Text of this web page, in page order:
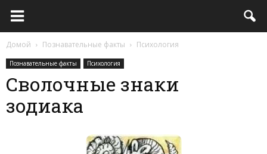
Домой Познавательные факты Психология
Познавательные факты Психология
Сволочные знаки
зодиака